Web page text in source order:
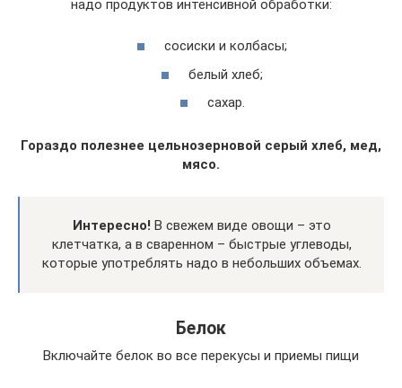
надо продуктов интенсивной обработки:
сосиски и колбасы;
белый хлеб;
сахар.
Гораздо полезнее цельнозерновой серый хлеб, мед,
мясо.
Интересно! В свежем виде овощи – это
клетчатка, а в сваренном – быстрые углеводы,
которые употреблять надо в небольших объемах.
Белок
Включайте белок во все перекусы и приемы пищи